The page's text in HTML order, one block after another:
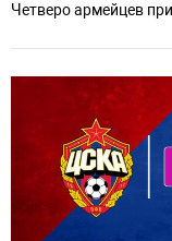
Четверо армейцев